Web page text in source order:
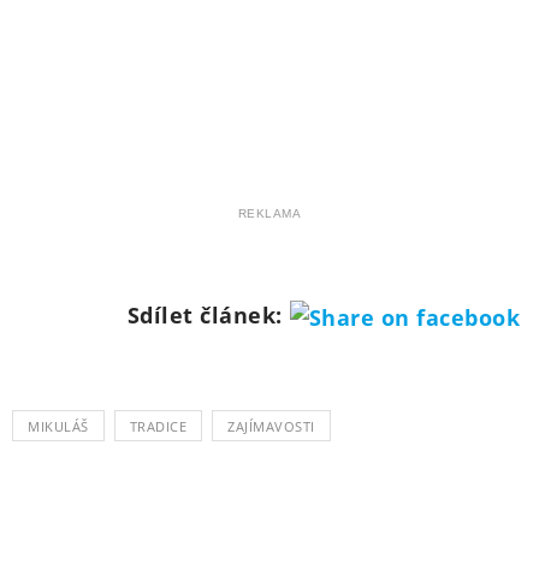
REKLAMA
Sdílet článek:
MIKULÁŠ TRADICE ZAJÍMAVOSTI